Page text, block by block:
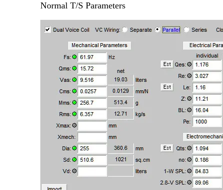
Normal T/S Parameters